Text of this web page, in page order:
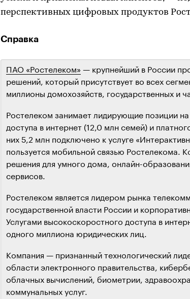
перспективных цифровых продуктов
Справка
ПАО «Ростелеком» — крупнейший в России
решений, который присутствует во всех
миллионы домохозяйств, государственных и
Ростелеком занимает лидирующие позиции
доступа в интернет (12,0 млн семей) и
них 5,2 млн подключено к услуге
пользуется мобильной связью Ростелекома.
решения для умного дома, онлайн-
сервисов.
Ростелеком является лидером рынка
государственной власти России и
Услугами высокоскоростного доступа в
одного миллиона юридических лиц.
Компания — признанный технологический
области электронного правительства,
облачных вычислений, биометрии,
коммунальных услуг.